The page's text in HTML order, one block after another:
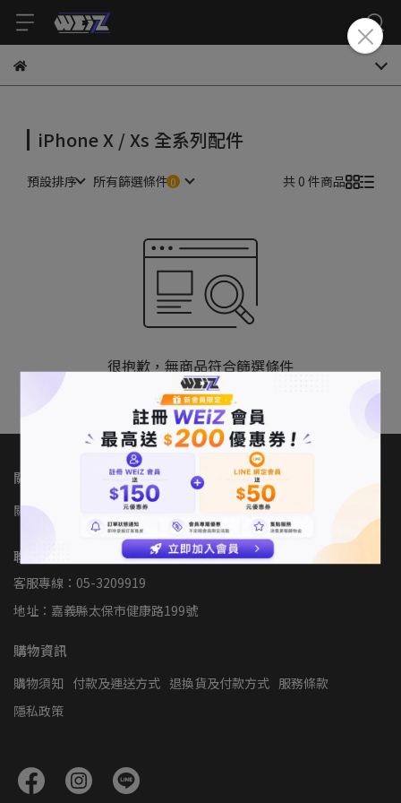
iPhone X / Xs 全系列配件
預設排序 所有篩選條件 共 0 件商品
很抱歉，無商品符合篩選條件
請重新輸入篩選
關於我們
關於WEiZ 門市據點 我的帳戶
聯絡資訊
客服專線：05-3209919
地址：嘉義縣太保市健康路199號
購物資訊
購物須知 付款及運送方式 退換貨及付款方式 服務條款
隱私政策